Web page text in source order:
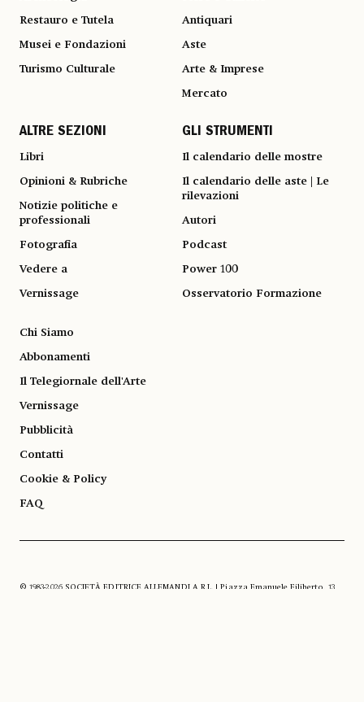
Restauro e Tutela
Musei e Fondazioni
Turismo Culturale
Antiquari
Aste
Arte & Imprese
Mercato
ALTRE SEZIONI
Libri
Opinioni & Rubriche
Notizie politiche e
professionali
Fotografia
Vedere a
Vernissage
GLI STRUMENTI
Il calendario delle mostre
Il calendario delle aste | Le
rilevazioni
Autori
Podcast
Power 100
Osservatorio Formazione
Chi Siamo
Abbonamenti
Il Telegiornale dell'Arte
Vernissage
Pubblicità
Contatti
Cookie & Policy
FAQ
© 1983-2026 SOCIETÀ EDITRICE ALLEMANDI A R.L. | Piazza Emanuele Filiberto, 13